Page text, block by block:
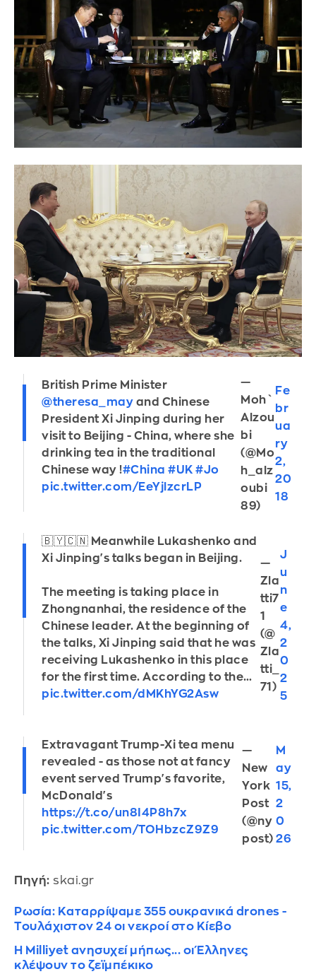
British Prime Minister
@theresa_may and Chinese
President Xi Jinping during her
visit to Beijing - China, where she
drinking tea in the traditional
Chinese way !#China #UK #Jo
pic.twitter.com/EeYjlzcrLP
—
Moh`
Alzou
bi
(@Mo
h_alz
oubi
89)
Fe
br
ua
ry
2,
20
18
🇧🇾🇨🇳 Meanwhile Lukashenko and
Xi Jinping's talks began in Beijing.
The meeting is taking place in
Zhongnanhai, the residence of the
Chinese leader. At the beginning of
the talks, Xi Jinping said that he was
receiving Lukashenko in this place
for the first time. According to the…
pic.twitter.com/dMKhYG2Asw
—
Zla
tti7
1
(@
Zla
tti_
71)
J
u
n
e
4,
2
0
2
5
Extravagant Trump-Xi tea menu
revealed - as those not at fancy
event served Trump's favorite,
McDonald's
https://t.co/un8I4P8h7x
pic.twitter.com/TOHbzcZ9Z9
—
New
York
Post
(@ny
post)
M
ay
15,
2
0
26
Πηγή: skai.gr
Ρωσία: Καταρρίψαμε 355 ουκρανικά drones -
Τουλάχιστον 24 οι νεκροί στο Κίεβο
Η Milliyet ανησυχεί μήπως... οι Έλληνες
κλέψουν το ζεϊμπέκικο